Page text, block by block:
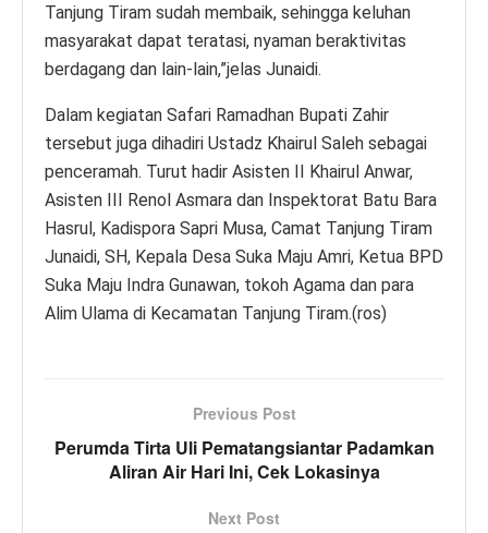
Tanjung Tiram sudah membaik, sehingga keluhan
masyarakat dapat teratasi, nyaman beraktivitas
berdagang dan lain-lain,”jelas Junaidi.
Dalam kegiatan Safari Ramadhan Bupati Zahir
tersebut juga dihadiri Ustadz Khairul Saleh sebagai
penceramah. Turut hadir Asisten II Khairul Anwar,
Asisten III Renol Asmara dan Inspektorat Batu Bara
Hasrul, Kadispora Sapri Musa, Camat Tanjung Tiram
Junaidi, SH, Kepala Desa Suka Maju Amri, Ketua BPD
Suka Maju Indra Gunawan, tokoh Agama dan para
Alim Ulama di Kecamatan Tanjung Tiram.(ros)
Previous Post
Perumda Tirta Uli Pematangsiantar Padamkan
Aliran Air Hari Ini, Cek Lokasinya
Next Post